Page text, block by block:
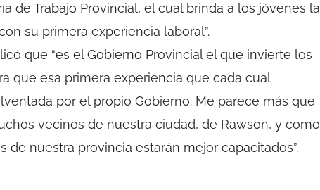
de Trabajo Provincial, el cual brinda a los jóvenes la
su primera experiencia laboral”.
que “es el Gobierno Provincial el que invierte los
que esa primera experiencia que cada cual
por el propio Gobierno. Me parece más que
vecinos de nuestra ciudad, de Rawson, y como
de nuestra provincia estarán mejor capacitados”.